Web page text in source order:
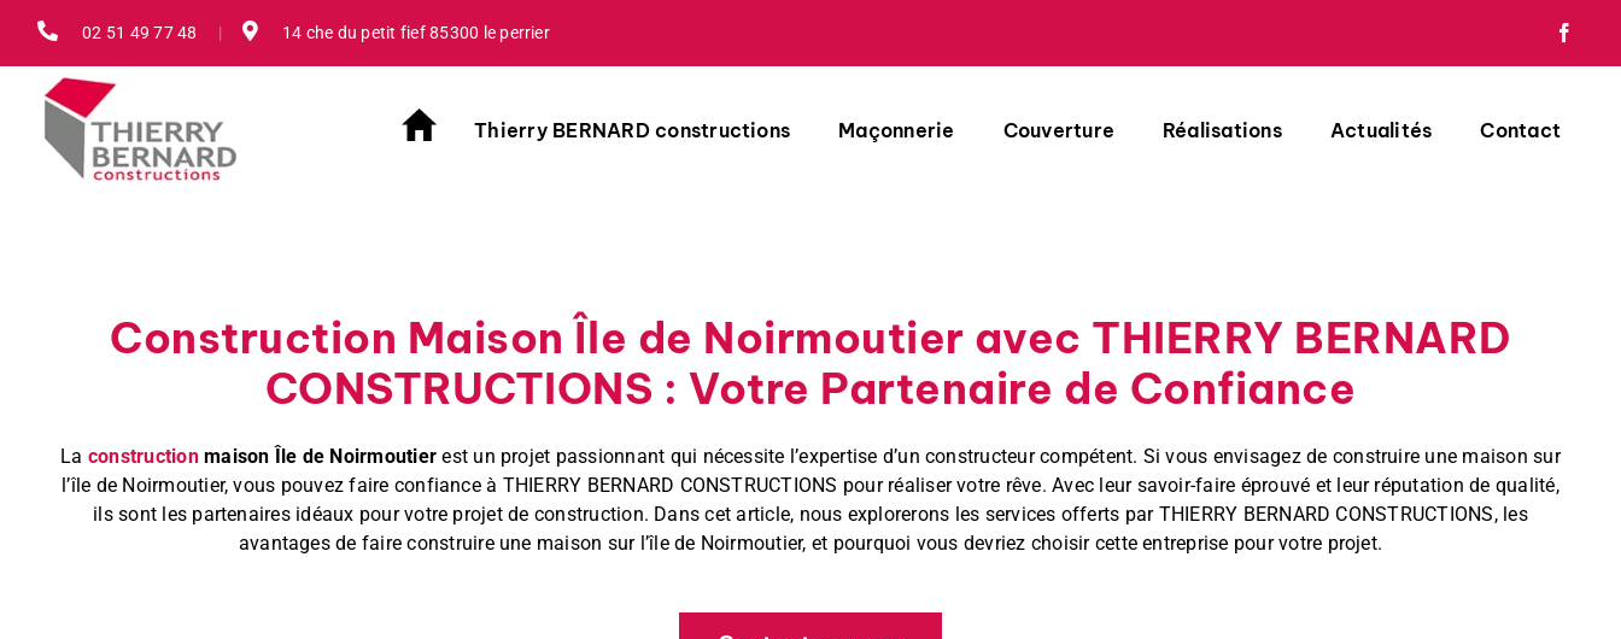
contenu
02 51 49 77 48 | 14 che du petit fief 85300 le perrier
Thierry BERNARD constructions Maçonnerie Couverture Réalisations Actualités Contact
Construction Maison Île de Noirmoutier avec THIERRY BERNARD
CONSTRUCTIONS : Votre Partenaire de Confiance
La constructionmaison Île de Noirmoutier est un projet passionnant qui nécessite l’expertise d’un constructeur compétent. Si vous envisagez de construire une maison sur
l’île de Noirmoutier, vous pouvez faire confiance à THIERRY BERNARD CONSTRUCTIONS pour réaliser votre rêve. Avec leur savoir-faire éprouvé et leur réputation de qualité,
ils sont les partenaires idéaux pour votre projet de construction. Dans cet article, nous explorerons les services offerts par THIERRY BERNARD CONSTRUCTIONS, les
avantages de faire construire une maison sur l’île de Noirmoutier, et pourquoi vous devriez choisir cette entreprise pour votre projet.